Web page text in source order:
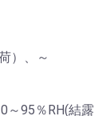
）、～
95％RH(結露